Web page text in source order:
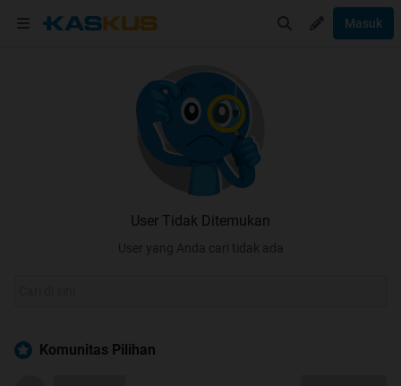
Masuk
User Tidak Ditemukan
User yang Anda cari tidak ada
Komunitas Pilihan